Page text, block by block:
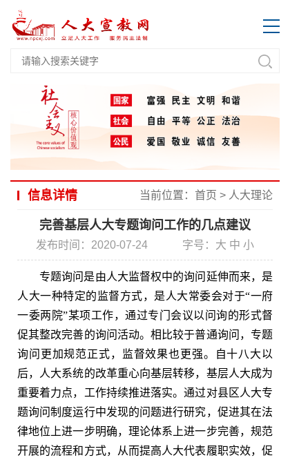
信息详情 当前位置： 首页 > 人大理论
完善基层人大专题询问工作的几点建议
发布时间：2020-07-24 字号： 大 中 小
专题询问是由人大监督权中的询问延伸而来，是
人大一种特定的监督方式，是人大常委会对于“一府
一委两院”某项工作，通过专门会议以问询的形式督
促其整改完善的询问活动。相比较于普通询问，专题
询问更加规范正式，监督效果也更强。自十八大以
后，人大系统的改革重心向基层转移，基层人大成为
重要着力点，工作持续推进落实。通过对县区人大专
题询问制度运行中发现的问题进行研究，促进其在法
律地位上进一步明确，理论体系上进一步完善，规范
开展的流程和方式，从而提高人大代表履职实效，促